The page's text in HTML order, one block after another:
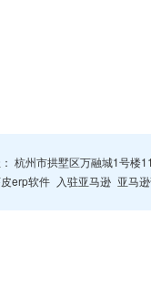
杭州市拱墅区万融城1号楼
erp软件 入驻亚马逊 亚马